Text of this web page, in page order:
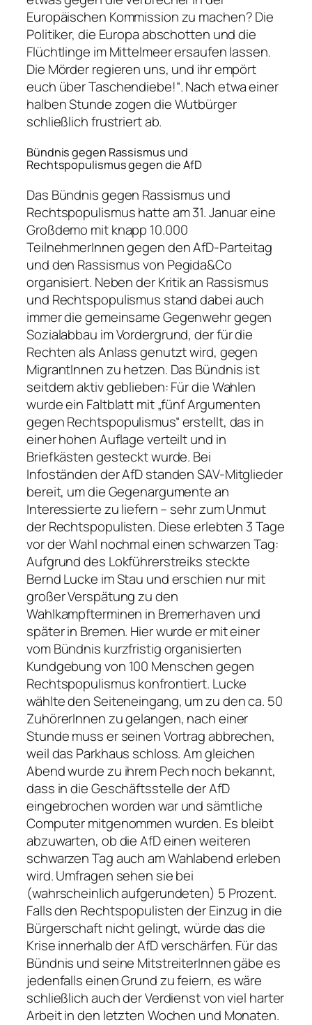
Europäischen Kommission zu machen? Die
Politiker, die Europa abschotten und die
Flüchtlinge im Mittelmeer ersaufen lassen.
Die Mörder regieren uns, und ihr empört
euch über Taschendiebe!“. Nach etwa einer
halben Stunde zogen die Wutbürger
schließlich frustriert ab.
Bündnis gegen Rassismus und
Rechtspopulismus gegen die AfD
Das Bündnis gegen Rassismus und
Rechtspopulismus hatte am 31. Januar eine
Großdemo mit knapp 10.000
TeilnehmerInnen gegen den AfD-Parteitag
und den Rassismus von Pegida&Co
organisiert. Neben der Kritik an Rassismus
und Rechtspopulismus stand dabei auch
immer die gemeinsame Gegenwehr gegen
Sozialabbau im Vordergrund, der für die
Rechten als Anlass genutzt wird, gegen
MigrantInnen zu hetzen. Das Bündnis ist
seitdem aktiv geblieben: Für die Wahlen
wurde ein Faltblatt mit „fünf Argumenten
gegen Rechtspopulismus“ erstellt, das in
einer hohen Auflage verteilt und in
Briefkästen gesteckt wurde. Bei
Infoständen der AfD standen SAV-Mitglieder
bereit, um die Gegenargumente an
Interessierte zu liefern – sehr zum Unmut
der Rechtspopulisten. Diese erlebten 3 Tage
vor der Wahl nochmal einen schwarzen Tag:
Aufgrund des Lokführerstreiks steckte
Bernd Lucke im Stau und erschien nur mit
großer Verspätung zu den
Wahlkampfterminen in Bremerhaven und
später in Bremen. Hier wurde er mit einer
vom Bündnis kurzfristig organisierten
Kundgebung von 100 Menschen gegen
Rechtspopulismus konfrontiert. Lucke
wählte den Seiteneingang, um zu den ca. 50
ZuhörerInnen zu gelangen, nach einer
Stunde muss er seinen Vortrag abbrechen,
weil das Parkhaus schloss. Am gleichen
Abend wurde zu ihrem Pech noch bekannt,
dass in die Geschäftsstelle der AfD
eingebrochen worden war und sämtliche
Computer mitgenommen wurden. Es bleibt
abzuwarten, ob die AfD einen weiteren
schwarzen Tag auch am Wahlabend erleben
wird. Umfragen sehen sie bei
(wahrscheinlich aufgerundeten) 5 Prozent.
Falls den Rechtspopulisten der Einzug in die
Bürgerschaft nicht gelingt, würde das die
Krise innerhalb der AfD verschärfen. Für das
Bündnis und seine MitstreiterInnen gäbe es
jedenfalls einen Grund zu feiern, es wäre
schließlich auch der Verdienst von viel harter
Arbeit in den letzten Wochen und Monaten.